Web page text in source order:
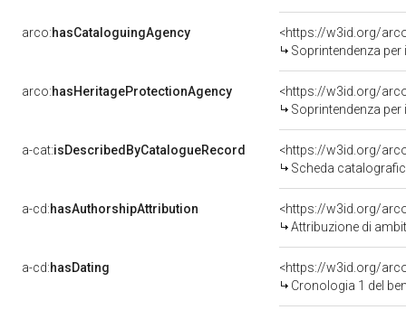
arco:hasCataloguingAgency
<https://w3id.org/
Soprintendenza
arco:hasHeritageProtectionAgency
<https://w3id.org/
Soprintendenza
a-cat:isDescribedByCatalogueRecord
<https://w3id.org/
Scheda
a-cd:hasAuthorshipAttribution
<https://w3id.org/
Attribuzione di
a-cd:hasDating
<https://w3id.org/
Cronologia 1 del